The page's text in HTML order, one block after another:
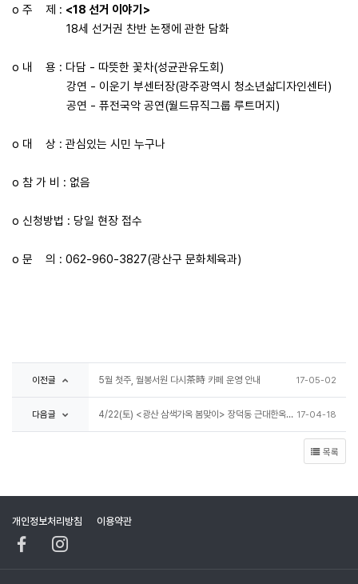
o 주 제 : <18 선거 이야기>
18세 선거권 찬반 논쟁에 관한 담화
o 내 용 : 다담 - 따뜻한 꽃차(성균관유도회)
강연 - 이운기 부센터장(광주광역시 청소년삶디자인센터)
공연 - 퓨전국악 공연(월드뮤직그룹 루트머지)
o 대 상 : 관심있는 시민 누구나
o 참 가 비 : 없음
o 신청방법 : 당일 현장 접수
o 문 의 : 062-960-3827(광산구 문화체육과) ​
이전글 5월 첫주, 월봉서원 다시茶時 카페 운영 안내 17-05-02
다음글 4/22(토) <광산 삼색가옥 봄맞이> 장덕동 근대한옥 행사 개최 안내 17-04-18
목록
개인정보처리방침 이용약관